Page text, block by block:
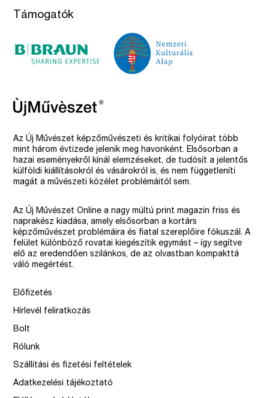
Támogatók
Az Új Művészet képzőművészeti és kritikai folyóirat több
mint három évtizede jelenik meg havonként. Elsősorban a
hazai eseményekről kínál elemzéseket, de tudósít a jelentős
külföldi kiállításokról és vásárokról is, és nem függetleníti
magát a művészeti közélet problémáitól sem.
Az Új Művészet Online a nagy múltú print magazin friss és
naprakész kiadása, amely elsősorban a kortárs
képzőművészet problémáira és fiatal szereplőire fókuszál. A
felület különböző rovatai kiegészítik egymást – így segítve
elő az eredendően szilánkos, de az olvastban kompakttá
váló megértést.
Előfizetés
Hírlevél feliratkozás
Bolt
Rólunk
Szállítási és fizetési feltételek
Adatkezelési tájékoztató